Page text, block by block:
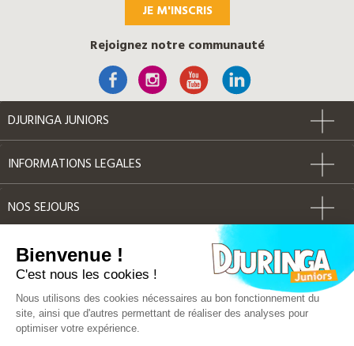
JE M'INSCRIS
Rejoignez notre communauté
DJURINGA JUNIORS
INFORMATIONS LEGALES
NOS SEJOURS
AUTRES
Label Qualité
Bienvenue !
C'est nous les cookies !
Nous utilisons des cookies nécessaires au bon fonctionnement du
site, ainsi que d'autres permettant de réaliser des analyses pour
optimiser votre expérience.